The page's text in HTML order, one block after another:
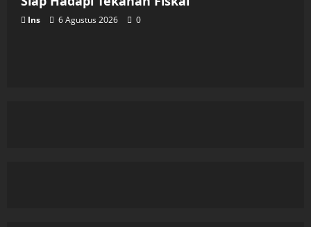
Ins 6 Agustus 2026 0